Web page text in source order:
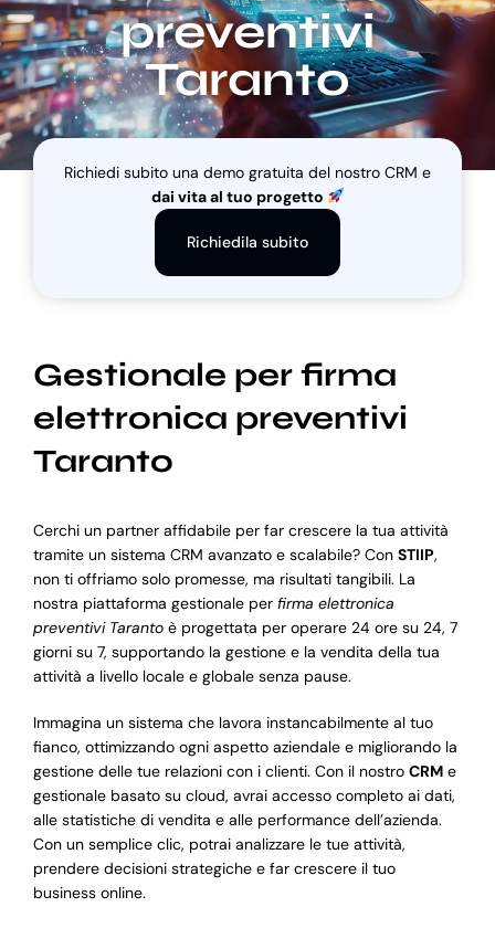
Blog
Supporto
preventivi
Taranto
Richiedi subito una demo gratuita del nostro CRM e
dai vita al tuo progetto
Richiedila subito
Gestionale per firma
elettronica preventivi
Taranto
Cerchi un partner affidabile per far crescere la tua attività
tramite un sistema CRM avanzato e scalabile? Con STIIP,
non ti offriamo solo promesse, ma risultati tangibili. La
nostra piattaforma gestionale per firma elettronica
preventivi Tarantoè progettata per operare 24 ore su 24, 7
giorni su 7, supportando la gestione e la vendita della tua
attività a livello locale e globale senza pause.
Immagina un sistema che lavora instancabilmente al tuo
fianco, ottimizzando ogni aspetto aziendale e migliorando la
gestione delle tue relazioni con i clienti. Con il nostro CRMe
gestionale basato su cloud, avrai accesso completo ai dati,
alle statistiche di vendita e alle performance dell’azienda.
Con un semplice clic, potrai analizzare le tue attività,
prendere decisioni strategiche e far crescere il tuo
business online.